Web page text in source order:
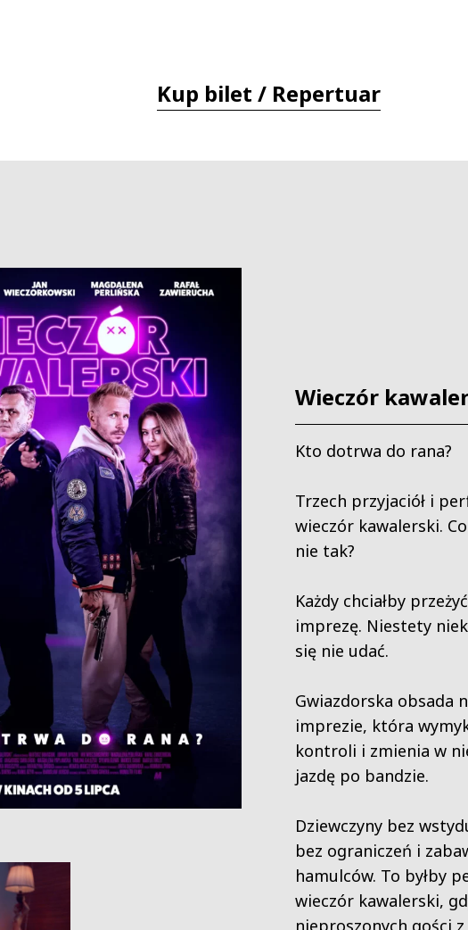
Kup bilet / Repertuar
Wieczór
Kto dotrwa do rana?
Trzech przyjaciół i
wieczór kawalerski.
nie tak?
Każdy chciałby
imprezę. Niestety
się nie udać.
Gwiazdorska obsada
imprezie, która
kontroli i zmienia w
jazdę po bandzie.
Dziewczyny bez
bez ograniczeń i
hamulców. To byłby
wieczór kawalerski,
nieproszonych gości